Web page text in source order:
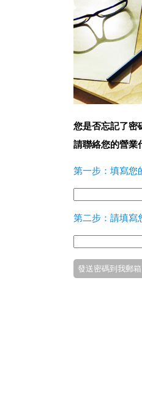
您是否忘記了密
請聯絡您的營
第一步：填寫您
第二步：請填寫
發送密碼到我郵箱